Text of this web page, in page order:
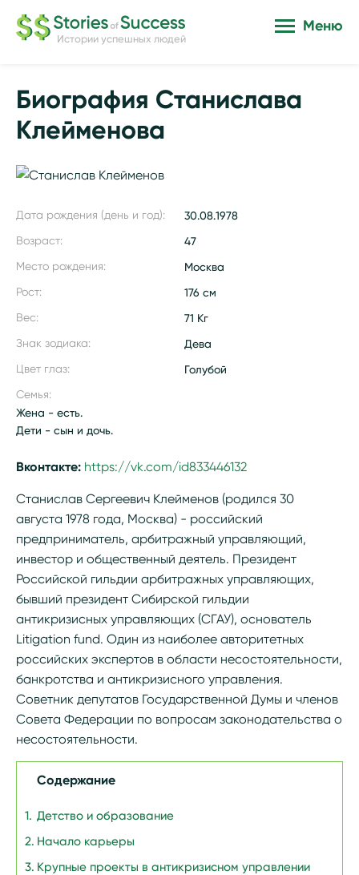
Истории успешных людей
Меню
Биография Станислава
Клейменова
Дата рождения (день и год): 30.08.1978
Возраст: 47
Место рождения: Москва
Рост: 176 см
Вес: 71 Кг
Знак зодиака: Дева
Цвет глаз: Голубой
Семья:
Жена - есть.
Дети - сын и дочь.
Вконтакте: https://vk.com/id833446132
Станислав Сергеевич Клейменов (родился 30
августа 1978 года, Москва) - российский
предприниматель, арбитражный управляющий,
инвестор и общественный деятель. Президент
Российской гильдии арбитражных управляющих,
бывший президент Сибирской гильдии
антикризисных управляющих (СГАУ), основатель
Litigation fund. Один из наиболее авторитетных
российских экспертов в области несостоятельности,
банкротства и антикризисного управления.
Советник депутатов Государственной Думы и членов
Совета Федерации по вопросам законодательства о
несостоятельности.
Содержание
Детство и образование
Начало карьеры
Крупные проекты в антикризисном управлении